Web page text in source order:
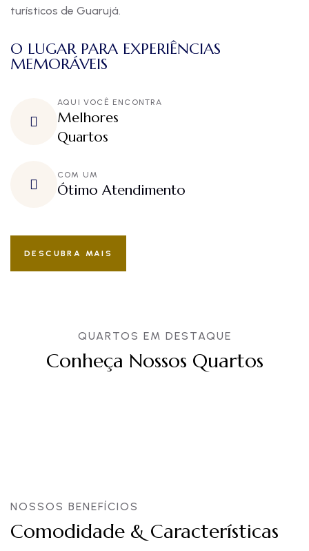
turísticos de Guarujá.
O LUGAR PARA EXPERIÊNCIAS
MEMORÁVEIS
AQUI VOCÊ ENCONTRA
Melhores
Quartos
COM UM
Ótimo Atendimento
DESCUBRA MAIS
QUARTOS EM DESTAQUE
Conheça Nossos Quartos
NOSSOS BENEFÍCIOS
Comodidade & Características